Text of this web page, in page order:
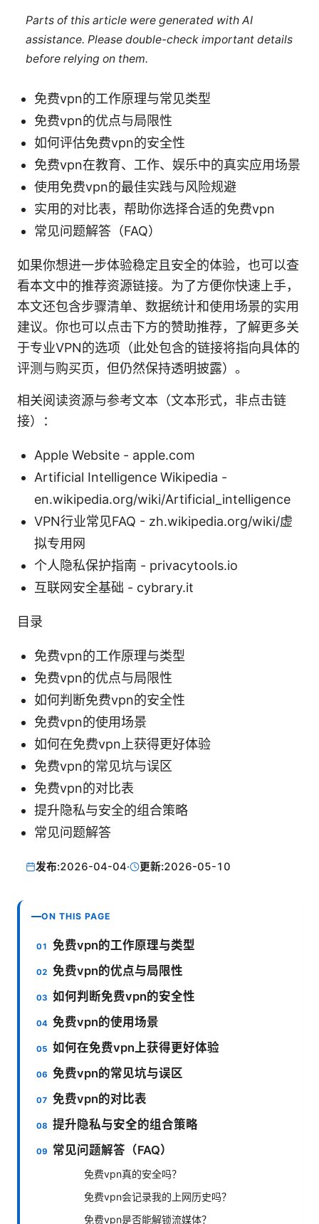
Parts of this article were generated with AI
assistance. Please double-check important details
before relying on them.
免费vpn的工作原理与常见类型
免费vpn的优点与局限性
如何评估免费vpn的安全性
免费vpn在教育、工作、娱乐中的真实应用场景
使用免费vpn的最佳实践与风险规避
实用的对比表，帮助你选择合适的免费vpn
常见问题解答（FAQ）
如果你想进一步体验稳定且安全的体验，也可以查
看本文中的推荐资源链接。为了方便你快速上手，
本文还包含步骤清单、数据统计和使用场景的实用
建议。你也可以点击下方的赞助推荐，了解更多关
于专业VPN的选项（此处包含的链接将指向具体的
评测与购买页，但仍然保持透明披露）。
相关阅读资源与参考文本（文本形式，非点击链
接）：
Apple Website - apple.com
Artificial Intelligence Wikipedia -
en.wikipedia.org/wiki/Artificial_intelligence
VPN行业常见FAQ - zh.wikipedia.org/wiki/虚
拟专用网
个人隐私保护指南 - privacytools.io
互联网安全基础 - cybrary.it
目录
免费vpn的工作原理与类型
免费vpn的优点与局限性
如何判断免费vpn的安全性
免费vpn的使用场景
如何在免费vpn上获得更好体验
免费vpn的常见坑与误区
免费vpn的对比表
提升隐私与安全的组合策略
常见问题解答
发布:2026-04-04· 更新:2026-05-10
ON THIS PAGE
免费vpn的工作原理与类型
免费vpn的优点与局限性
如何判断免费vpn的安全性
免费vpn的使用场景
如何在免费vpn上获得更好体验
免费vpn的常见坑与误区
免费vpn的对比表
提升隐私与安全的组合策略
常见问题解答（FAQ）
免费vpn真的安全吗？
免费vpn会记录我的上网历史吗？
免费vpn是否能解锁流媒体？